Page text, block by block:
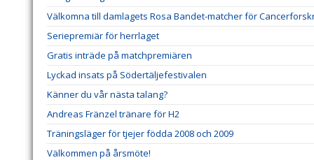
Välkomna till damlagets Rosa Bandet-matcher för
Seriepremiär för herrlaget
Gratis inträde på matchpremiären
Lyckad insats på Södertäljefestivalen
Känner du vår nästa talang?
Andreas Fränzel tränare för H2
Träningsläger för tjejer födda 2008 och 2009
Välkommen på årsmöte!